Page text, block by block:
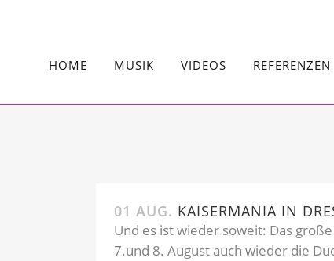
HOME MUSIK VIDEOS REFERENZEN
01 AUG. KAISERMANIA IN
Und es ist wieder soweit: Das
7.und 8. August auch wieder die